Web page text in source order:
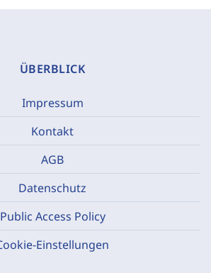
ÜBERBLICK
Impressum
Kontakt
AGB
Datenschutz
Public Access Policy
Einstellungen